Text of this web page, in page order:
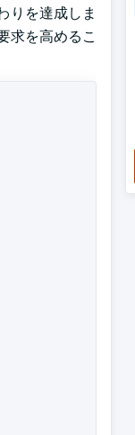
りを達成しま
求を高めるこ